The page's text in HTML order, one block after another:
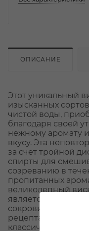
ОПИСАНИЕ
Этот уникальный
изысканных
чистой воды,
благодаря своей
нежному аромату
вкусу. Эта
за счет тройной
спирты для
созреванию в
пропитанных
великолепный
является
сокровищем
рецептам уже
классический